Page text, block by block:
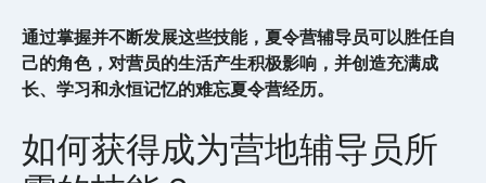
通过掌握并不断发展这些技能，夏令营辅导员可以胜任自
己的角色，对营员的生活产生积极影响，并创造充满成
长、学习和永恒记忆的难忘夏令营经历。
如何获得成为营地辅导员所